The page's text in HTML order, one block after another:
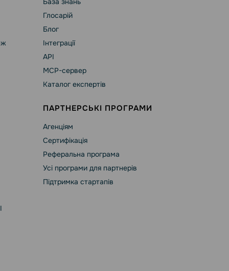
Глосарій
Блог
Інтеграції
API
MCP-сервер
Каталог експертів
ПАРТНЕРСЬКІ ПРОГРАМИ
Агенціям
Сертифікація
Реферальна програма
Усі програми для партнерів
Підтримка стартапів